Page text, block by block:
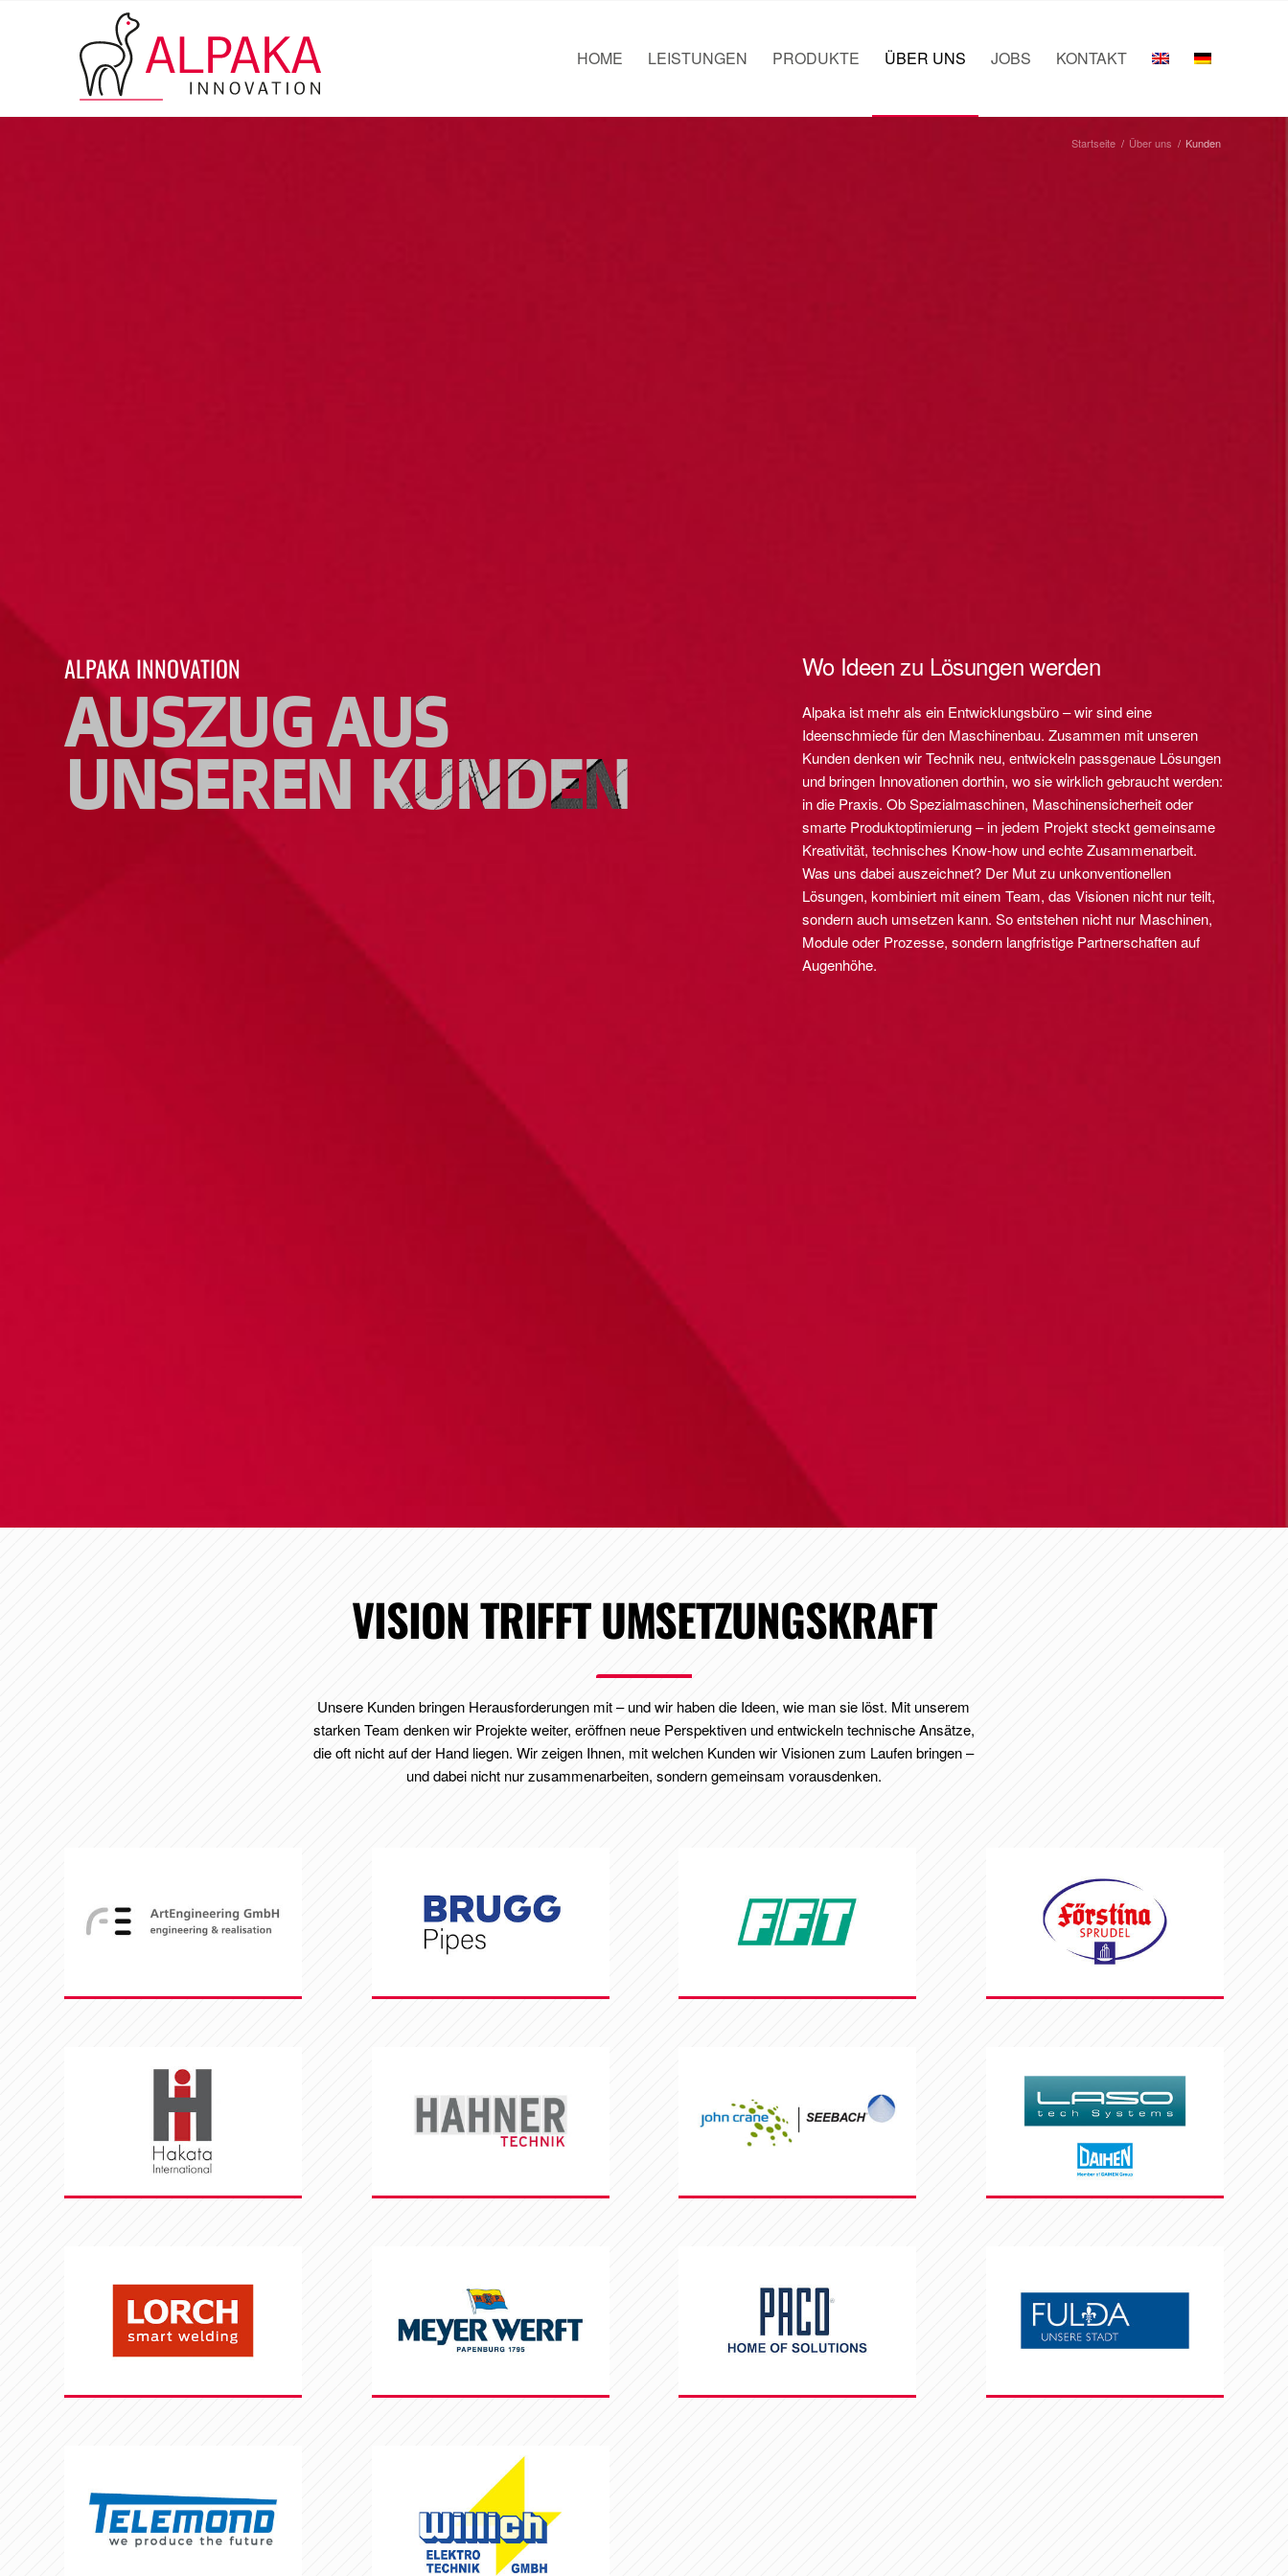
HOME LEISTUNGEN PRODUKTE ÜBER UNS JOBS KONTAKT
Startseite / Über uns / Kunden
ALPAKA INNOVATION
AUSZUG AUS
UNSEREN KUNDEN
Wo Ideen zu Lösungen werden
Alpaka ist mehr als ein Entwicklungsbüro – wir sind eine
Ideenschmiede für den Maschinenbau. Zusammen mit unseren
Kunden denken wir Technik neu, entwickeln passgenaue Lösungen
und bringen Innovationen dorthin, wo sie wirklich gebraucht werden:
in die Praxis. Ob Spezialmaschinen, Maschinensicherheit oder
smarte Produktoptimierung – in jedem Projekt steckt gemeinsame
Kreativität, technisches Know-how und echte Zusammenarbeit.
Was uns dabei auszeichnet? Der Mut zu unkonventionellen
Lösungen, kombiniert mit einem Team, das Visionen nicht nur teilt,
sondern auch umsetzen kann. So entstehen nicht nur Maschinen,
Module oder Prozesse, sondern langfristige Partnerschaften auf
Augenhöhe.
VISION TRIFFT UMSETZUNGSKRAFT
Unsere Kunden bringen Herausforderungen mit – und wir haben die Ideen, wie man sie löst. Mit unserem
starken Team denken wir Projekte weiter, eröffnen neue Perspektiven und entwickeln technische Ansätze,
die oft nicht auf der Hand liegen. Wir zeigen Ihnen, mit welchen Kunden wir Visionen zum Laufen bringen –
und dabei nicht nur zusammenarbeiten, sondern gemeinsam vorausdenken.